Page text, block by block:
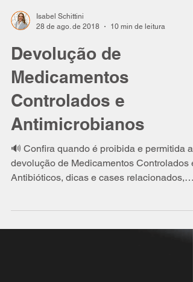
Isabel Schittini
28 de ago. de 2018
10 min de leitura
Devolução de
Medicamentos
Controlados e
Antimicrobianos
🔊 Confira quando é proibida e permitida a
Antibióticos, dicas e cases relacionados,